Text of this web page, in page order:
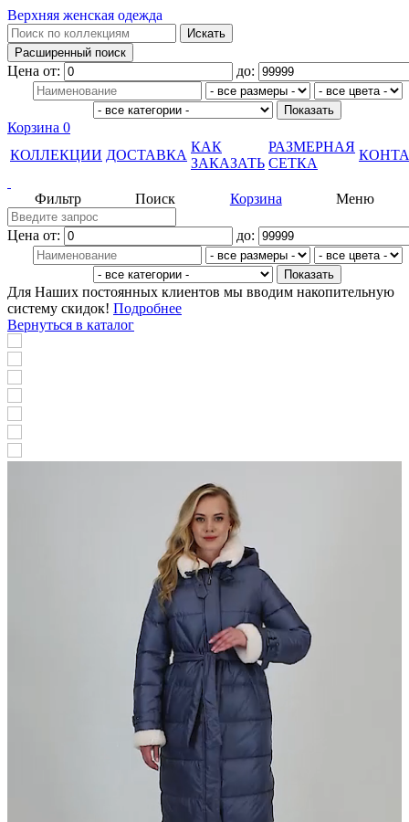
Верхняя женская одежда
Цена от: до:
Корзина 0
КОЛЛЕКЦИИ ДОСТАВКА
КАК
ЗАКАЗАТЬ
РАЗМЕРНАЯ
СЕТКА
Меню
Корзина
Поиск
Фильтр
Цена от: до:
Для Наших постоянных клиентов мы вводим накопительную
систему скидок! Подробнее
Вернуться в каталог